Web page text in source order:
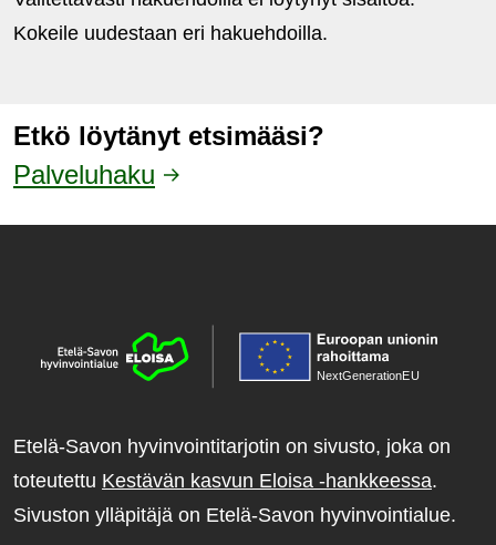
Kokeile uudestaan eri hakuehdoilla.
Etkö löytänyt etsimääsi?
Palveluhaku
NextGenerationEU
Etelä-Savon hyvinvointitarjotin on sivusto, joka on
toteutettu Kestävän kasvun Eloisa -hankkeessa.
Sivuston ylläpitäjä on Etelä-Savon hyvinvointialue.